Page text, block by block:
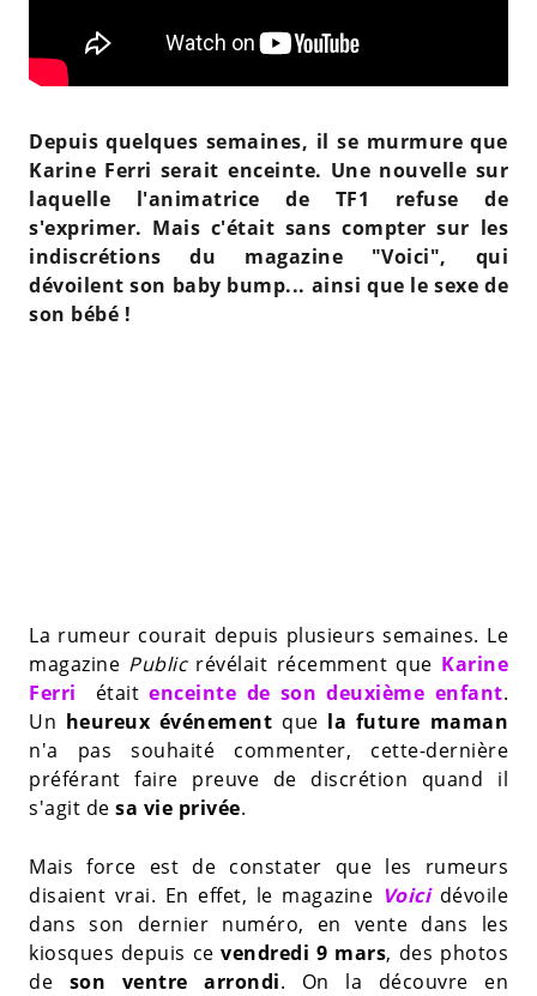
Depuis quelques semaines, il se murmure que
Karine Ferri serait enceinte. Une nouvelle sur
laquelle l'animatrice de TF1 refuse de
s'exprimer. Mais c'était sans compter sur les
indiscrétions du magazine "Voici", qui
dévoilent son baby bump... ainsi que le sexe de
son bébé !
La rumeur courait depuis plusieurs semaines. Le
magazine Publicrévélait récemment que Karine
Ferri étaitenceinte de son deuxième enfant.
Un heureux événement que la future maman
n'a pas souhaité commenter, cette-dernière
préférant faire preuve de discrétion quand il
s'agit de sa vie privée.
Mais force est de constater que les rumeurs
disaient vrai. En effet, le magazine Voici dévoile
dans son dernier numéro, en vente dans les
kiosques depuis cevendredi 9 mars, des photos
de son ventre arrondi. On la découvre en